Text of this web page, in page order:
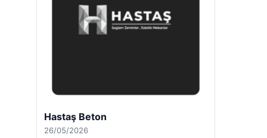
Hastaş Beton
26/05/2026